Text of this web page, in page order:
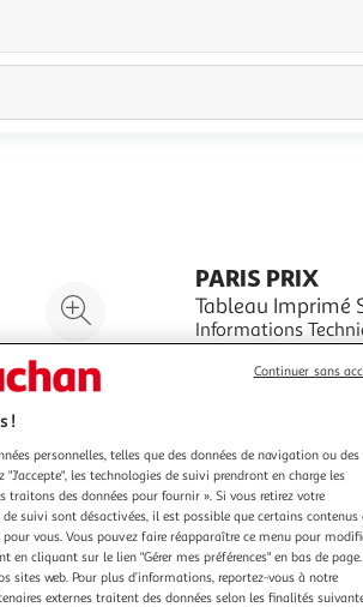
Agrandir
l'illustration
à
200%
Réduire
l'illustration
100
%
le
produit
PARIS PRIX
Tableau Imprimé
Informations Techniques : Matière :
Toile Intissée
sur toile
En savoir +
Multicolore
!
personnelles, telles que des données de navigation ou des
les technologies de suivi prendront en charge les
des données pour fournir ». Si vous retirez votre
suivi sont désactivées, il est possible que certains contenus
vous. Vous pouvez faire réapparaître ce menu pour
cliquant sur le lien "Gérer mes préférences" en bas de page.
sites web. Pour plus d’informations, reportez-vous à notre
externes traitent des données selon les finalités
Continuer sans